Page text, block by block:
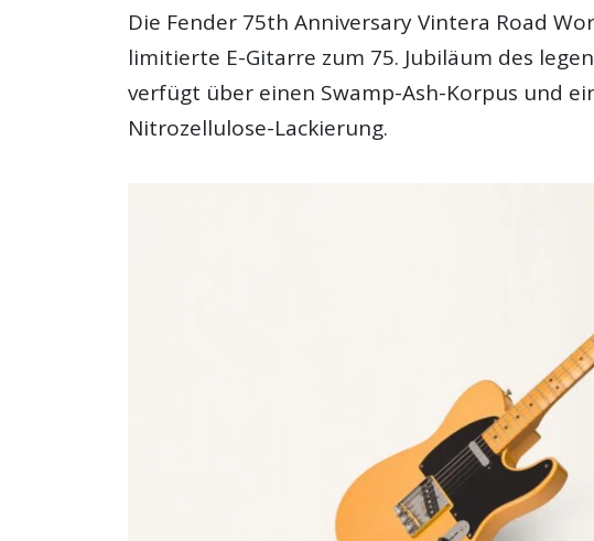
Die Fender 75th Anniversary Vintera Road
limitierte E-Gitarre zum 75. Jubiläum des
verfügt über einen Swamp-Ash-Korpus und
Nitrozellulose-Lackierung.